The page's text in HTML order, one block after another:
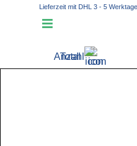
Direkt zum Seiteninhalt
Menü überspringen
Anzahl
Total
Lieferzeit mit DHL 3 - 5